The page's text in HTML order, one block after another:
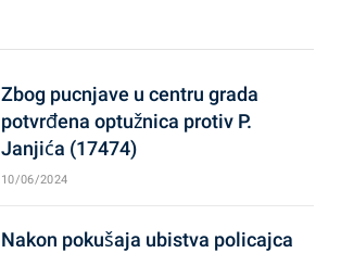
Zbog pucnjave u centru grada
potvrđena optužnica protiv P.
Janjića (17474)
10/06/2024
Nakon pokušaja ubistva policajca